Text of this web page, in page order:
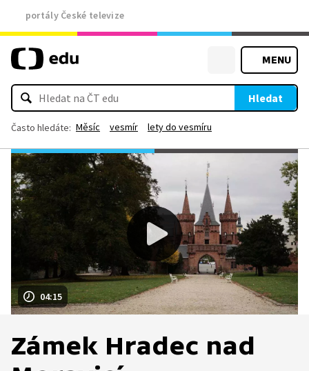
portály České televize
MENU
Hledat
Často hledáte: Měsíc vesmír lety do vesmíru
04:15
Zámek Hradec nad